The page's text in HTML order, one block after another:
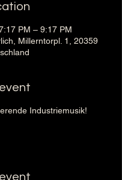
PM – 9:17 PM
Millerntorpl. 1, 20359
Industriemusik!